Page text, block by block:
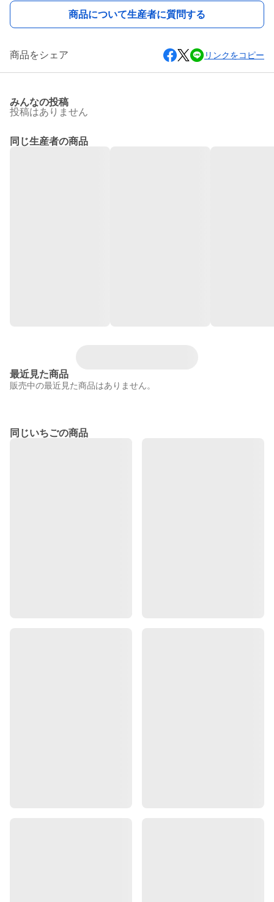
商品について生産者に質問する
商品をシェア リンクをコピー
みんなの投稿
投稿はありません
同じ生産者の商品
最近見た商品
販売中の最近見た商品はありません。
同じいちごの商品